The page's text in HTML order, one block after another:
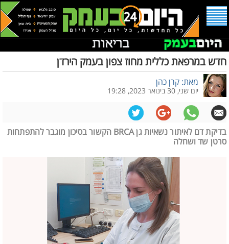
חדש במרפאת כללית מחוז צפון בעמק הירדן
מאת: קרן כהן
יום שני, 30 בינואר 2023, 19:28
בדיקת דם לאיתור נשאיות גן BRCA הקשור בסיכון מוגבר להתפתחות
סרטן שד ושחלה